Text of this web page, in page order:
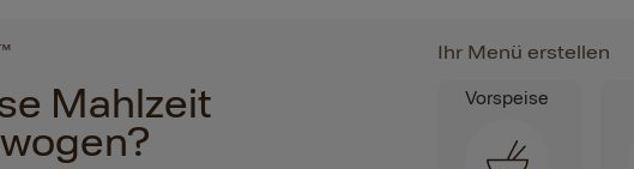
Mahlzeit
Ihr Menü erstellen
Vorspeise